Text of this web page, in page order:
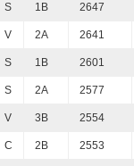
S 1B 2647
V 2A 2641
S 1B 2601
S 2A 2577
V 3B 2554
C 2B 2553